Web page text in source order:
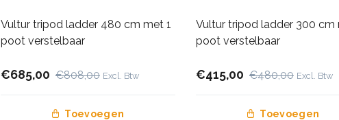
Vultur tripod ladder 480 cm met 1
poot verstelbaar
€685,00 €808,00 Excl. Btw
Toevoegen
Vultur tripod ladder 300 cm
poot verstelbaar
€415,00 €480,00 Excl. Btw
Toevoegen